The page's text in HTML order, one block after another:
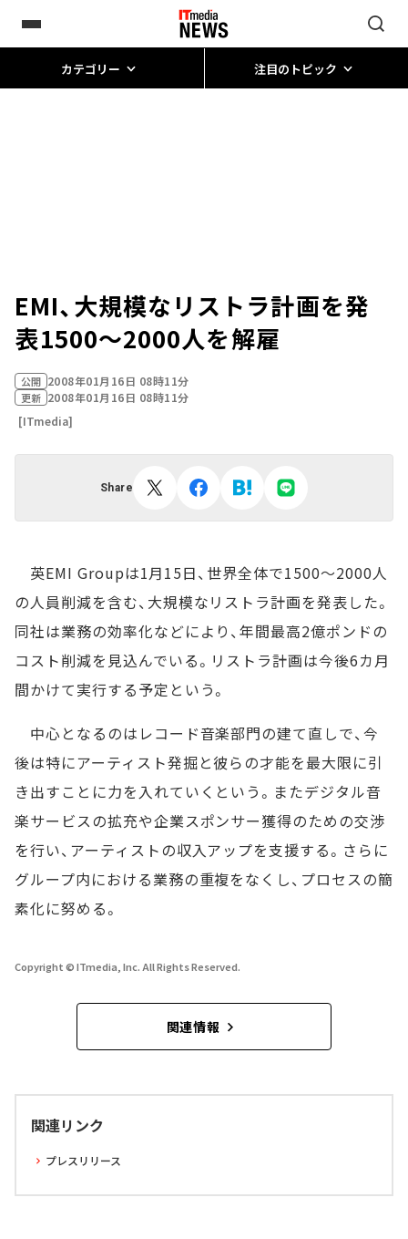
カテゴリー 注目のトピック
EMI、大規模なリストラ計画を発
表――1500～2000人を解雇
公開 2008年01月16日 08時11分
更新 2008年01月16日 08時11分
[ITmedia]
Share
英EMI Groupは1月15日、世界全体で1500～2000人
の人員削減を含む、大規模なリストラ計画を発表した。
同社は業務の効率化などにより、年間最高2億ポンドの
コスト削減を見込んでいる。リストラ計画は今後6カ月
間かけて実行する予定という。
中心となるのはレコード音楽部門の建て直しで、今
後は特にアーティスト発掘と彼らの才能を最大限に引
き出すことに力を入れていくという。またデジタル音
楽サービスの拡充や企業スポンサー獲得のための交渉
を行い、アーティストの収入アップを支援する。さらに
グループ内における業務の重複をなくし、プロセスの簡
素化に努める。
Copyright © ITmedia, Inc. All Rights Reserved.
関連情報
関連リンク
プレスリリース